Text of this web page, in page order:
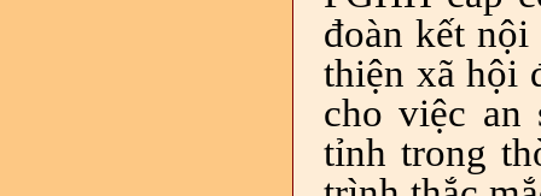
đoàn kết
thiện xã hội
cho việc
tỉnh trong